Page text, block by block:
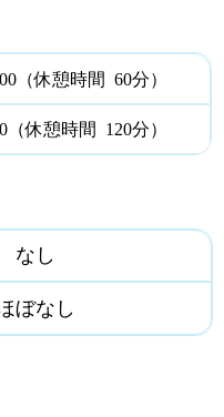
（休憩時間 60分）
（休憩時間 120分）
なし
ぼなし